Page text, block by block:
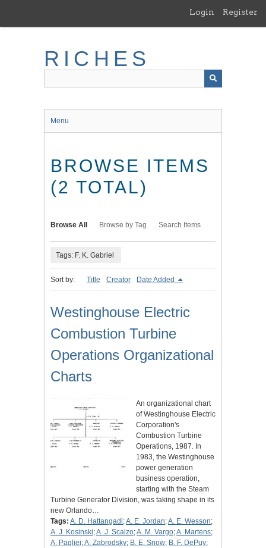
main
Login Register
RICHES
Menu
BROWSE ITEMS
(2 TOTAL)
Browse All Browse by Tag Search Items
Tags: F. K. Gabriel
Sort by: Title Creator Date Added
Westinghouse Electric
Combustion Turbine
Operations Organizational
Charts
An organizational chart
of Westinghouse Electric
Corporation's
Combustion Turbine
Operations, 1987. In
1983, the Westinghouse
power generation
business operation,
starting with the Steam
Turbine Generator Division, was taking shape in its
new Orlando…
Tags: A. D. Hattangadi;A. E. Jordan;A. E. Wesson;
A. J. Kosinski;A. J. Scalzo;A. M. Vargo;A. Martens;
A. Pagliei;A. Zabrodsky; B. E. Snow; B. F. DePuy;